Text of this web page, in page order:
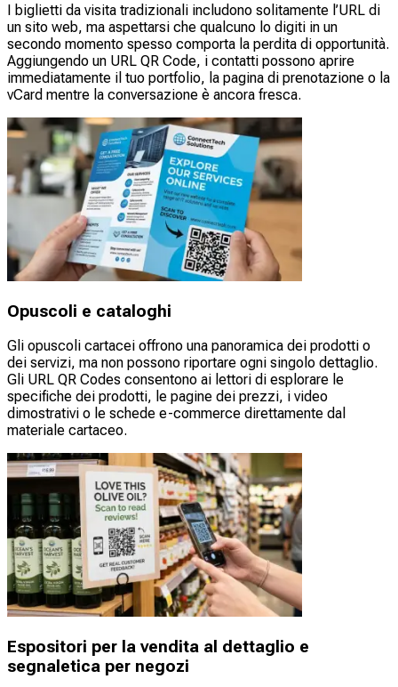
I biglietti da visita tradizionali includono solitamente l’URL di
un sito web, ma aspettarsi che qualcuno lo digiti in un
secondo momento spesso comporta la perdita di opportunità.
Aggiungendo un URL QR Code, i contatti possono aprire
immediatamente il tuo portfolio, la pagina di prenotazione o la
vCard mentre la conversazione è ancora fresca.
Opuscoli e cataloghi
Gli opuscoli cartacei offrono una panoramica dei prodotti o
dei servizi, ma non possono riportare ogni singolo dettaglio.
Gli URL QR Codes consentono ai lettori di esplorare le
specifiche dei prodotti, le pagine dei prezzi, i video
dimostrativi o le schede e-commerce direttamente dal
materiale cartaceo.
Espositori per la vendita al dettaglio e
segnaletica per negozi